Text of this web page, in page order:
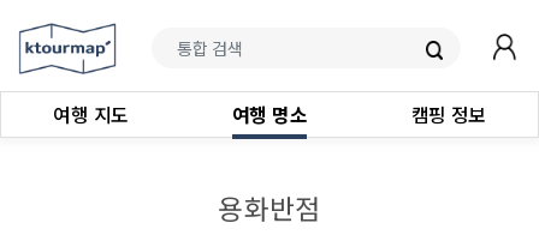
여행 지도 여행 명소 캠핑 정보
용화반점